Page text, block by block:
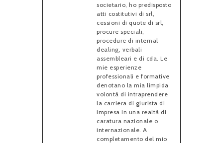
societario, ho predisposto
atti costitutivi di srl,
cessioni di quote di srl,
procure speciali,
procedure di internal
dealing, verbali
assembleari e di cda. Le
mie esperienze
professionali e formative
denotano la mia limpida
volontà di intraprendere
la carriera di giurista di
impresa in una realtà di
caratura nazionale o
internazionale. A
completamento del mio